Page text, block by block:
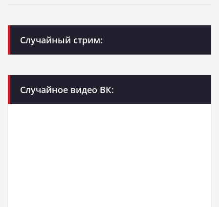
Случайный стрим:
Случайное видео ВК: